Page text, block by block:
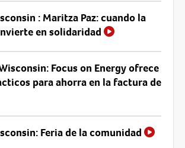
: Maritza Paz: cuando la
en solidaridad
Focus on Energy ofrece
para ahorra en la factura de
Feria de la comunidad